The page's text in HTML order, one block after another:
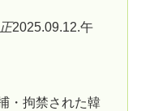
2025.09.12.午
・拘禁された韓